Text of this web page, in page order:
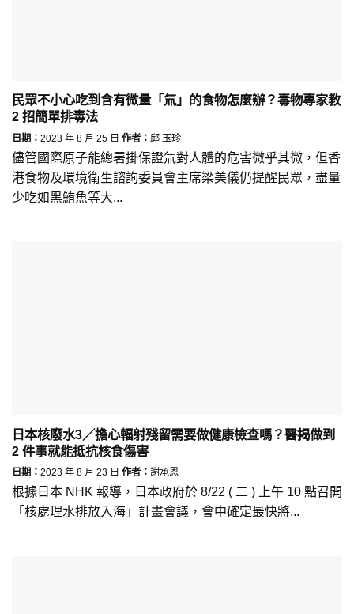
民眾不小心吃到含有微量「氚」的食物怎麼辦？毒物專家教
2 招簡單排毒法
日期： 2023 年 8 月 25 日 作者： 邱 玉珍
儘管國際原子能總署掛保證氚對人體的危害微乎其微，但香
港食物及環境衛生諮詢委員會主席梁美儀仍提醒民眾，盡量
少吃如黑鮪魚等大...
日本核廢水3／擔心輻射殘留需要做健康檢查嗎？醫揭做到
2 件事就能抵抗核食傷害
日期： 2023 年 8 月 23 日 作者： 謝承恩
根據日本 NHK 報導，日本政府於 8/22 ( 二 ) 上午 10 點召開
「核處理水排放入海」計畫會議，會中確定最快將...